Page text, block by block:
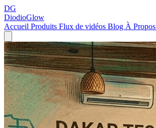
DG
DiodioGlow
Accueil Produits Flux de vidéos Blog À Propos